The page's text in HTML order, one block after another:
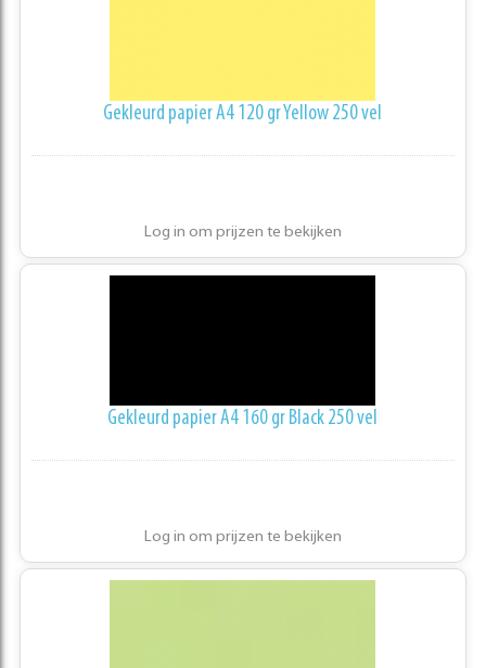
Gekleurd papier A4 120 gr Yellow 250 vel
Log in om prijzen te bekijken
Gekleurd papier A4 160 gr Black 250 vel
Log in om prijzen te bekijken